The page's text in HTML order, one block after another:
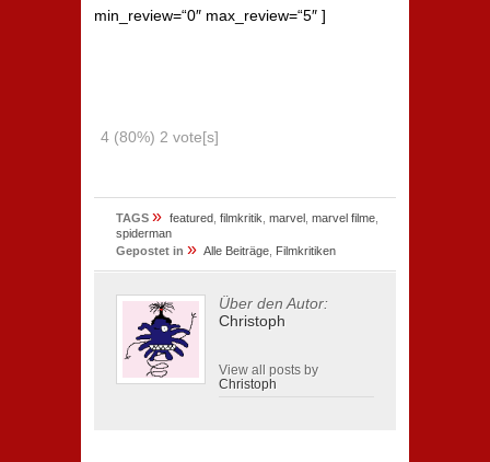
min_review=“0″ max_review=“5″ ]
4 (80%) 2 vote[s]
TAGS » featured filmkritik marvel marvel filme
spiderman
Gepostet in » Alle Beiträge Filmkritiken
Über den Autor:
Christoph
View all posts by
Christoph